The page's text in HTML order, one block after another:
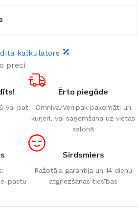
kalkulators
preci
vai pat
Ērta piegāde
Omniva/Venipak pakomāti un
kurjeri, vai saņemšana uz vietas
salonā
pastu
Sirdsmiers
Ražotāja garantija un 14 dienu
atgriezšanas tiesības